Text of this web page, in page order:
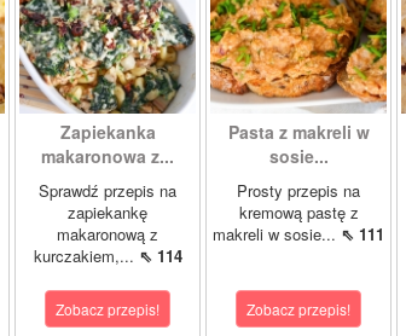
Zapiekanka
makaronowa z...
Sprawdź przepis na
zapiekankę
makaronową z
kurczakiem,... ⇖ 114
Zobacz przepis!
Pasta z makreli w
sosie...
Prosty przepis na
kremową pastę z
makreli w sosie... ⇖ 111
Zobacz przepis!